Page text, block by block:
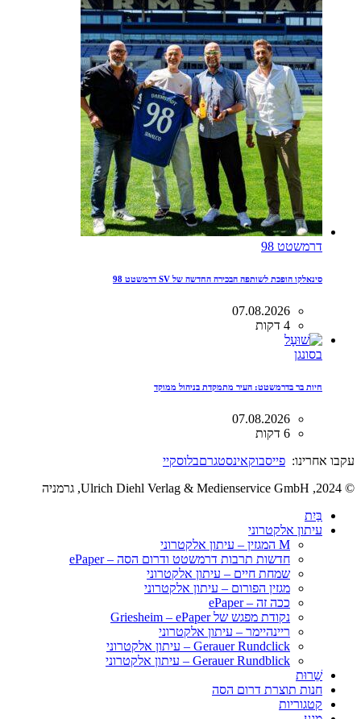
דרמשטט 98
סינאלקו הופכת לשותפה הבכירה החדשה של SV דרמשטט 98
07.08.2026
4 דקות
בסונגן
חיות בר בדרמשטט: העיר מתמקדת בניהול ממוקד
07.08.2026
6 דקות
עקבו אחרינו: פייסבוקאינסטגרםבלוסקיי
© 2024, Ulrich Diehl Verlag & Medienservice GmbH, גרמניה
בַּיִת
עיתון אלקטרוני
M המגזין – עיתון אלקטרוני
חדשות תרבות דרמשטט ודרום הסה – ePaper
שמחת חיים – עיתון אלקטרוני
מגזין הפורום – עיתון אלקטרוני
ככה זה – ePaper
נקודת מפגש של Griesheim – ePaper
ריינהיימר – עיתון אלקטרוני
Gerauer Rundclick – עיתון אלקטרוני
Gerauer Rundblick – עיתון אלקטרוני
שֵׁרוּת
חנות תוצרת דרום הסה
קטגוריות